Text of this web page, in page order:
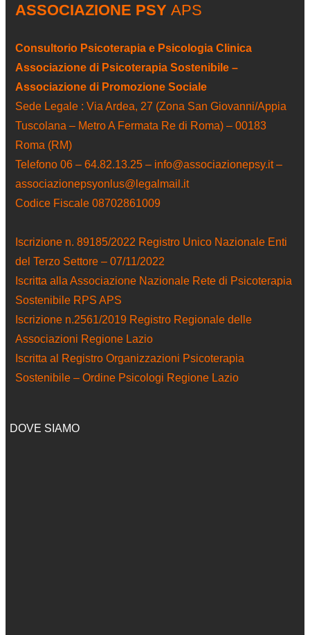
ASSOCIAZIONE PSY APS
Consultorio Psicoterapia e Psicologia Clinica
Associazione di Psicoterapia Sostenibile –
Associazione di Promozione Sociale
Sede Legale : Via Ardea, 27 (Zona San Giovanni/Appia
Tuscolana – Metro A Fermata Re di Roma) – 00183
Roma (RM)
Telefono 06 – 64.82.13.25 – info@associazionepsy.it –
associazionepsyonlus@legalmail.it
Codice Fiscale 08702861009
Iscrizione n. 89185/2022 Registro Unico Nazionale Enti
del Terzo Settore – 07/11/2022
Iscritta alla Associazione Nazionale Rete di Psicoterapia
Sostenibile RPS APS
Iscrizione n.2561/2019 Registro Regionale delle
Associazioni Regione Lazio
Iscritta al Registro Organizzazioni Psicoterapia
Sostenibile – Ordine Psicologi Regione Lazio
DOVE SIAMO